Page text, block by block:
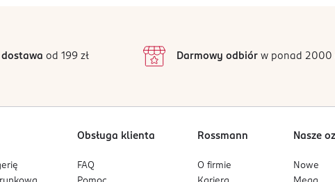
2
1
od 199 zł Darmowy odbiórw ponad 2000
Obsługa klienta
FAQ
Rossmann
O firmie
Nasze
Nowe